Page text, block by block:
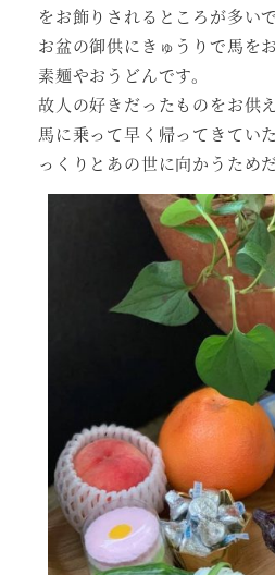
をお飾りされるところが多いで
お盆の御供にきゅうりで馬を
素麺やおうどんです。
故人の好きだったものをお供
馬に乗って早く帰ってきてい
っくりとあの世に向かうため